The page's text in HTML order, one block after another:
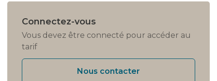
Connectez-vous
Vous devez être connecté pour accéder au
tarif
Nous contacter